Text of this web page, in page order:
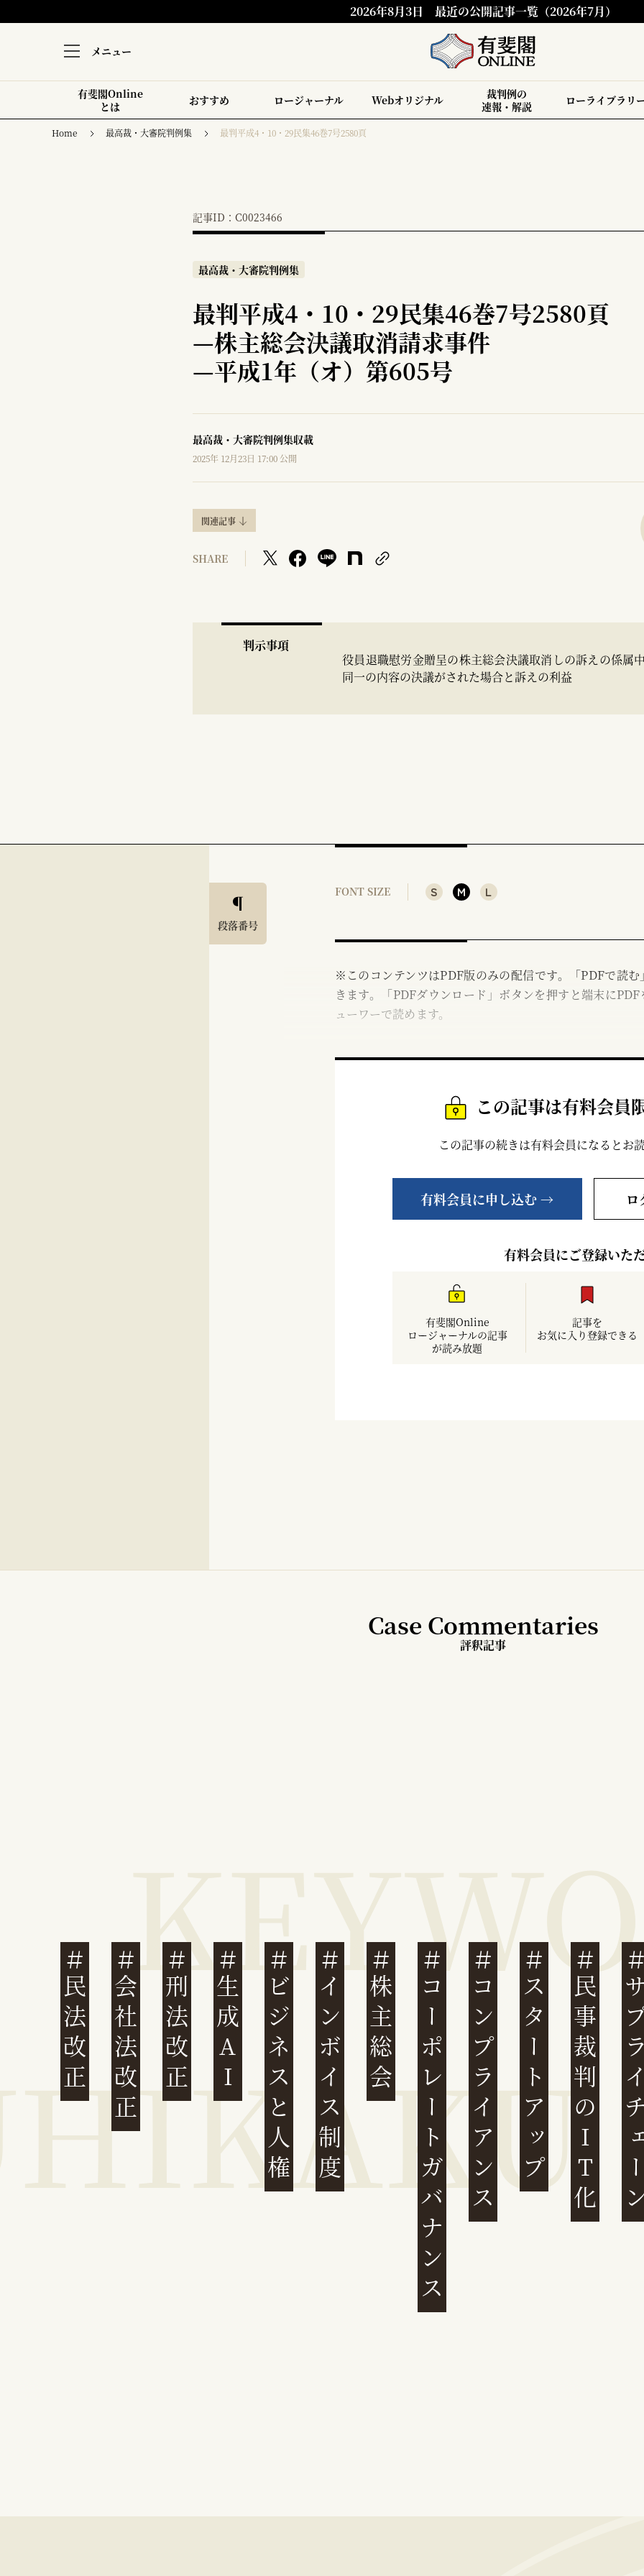
2026年8月3日 最近の公開記事一覧（2026年7月）
メニュー
有斐閣Online
とは
おすすめ ロージャーナル Webオリジナル
裁判例の
速報・解説
ローライブラリ
Home 最高裁・大審院判例集 最判平成4・10・29民集46巻7号2580頁
記事ID：C0023466
最高裁・大審院判例集
最判平成4・10・29民集46巻7号2580頁
—株主総会決議取消請求事件
—平成1年（オ）第605号
最高裁・大審院判例集収載
2025年 12月23日 17:00 公開
関連記事
SHARE
判示事項
役員退職慰労金贈呈の株主総会決議取消しの訴えの係属
同一の内容の決議がされた場合と訴えの利益
段落番号
FONT SIZE S M L
※このコンテンツはPDF版のみの配信です。「PDFで読
きます。「PDFダウンロード」ボタンを押すと端末に
ューワーで読めます。
この記事は有料会員
この記事の続きは有料会員になるとお
有料会員に申し込む → ロ
有料会員にご登録いた
有斐閣Online
ロージャーナルの記事
が読み放題
記事を
お気に入り登録できる
Case Commentaries
評釈記事
民法改正 会社法改正 刑法改正 生成AI ビジネスと人権インボイス制度 株主総会 コーポレートガバナンスコンプライアンススタートアップ民事裁判のIT化サプラ